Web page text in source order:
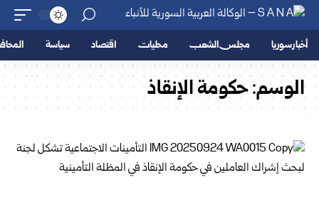
أخبار سوريا مجلس الشعب محليات اقتصاد سياسة
الوسم:حكومة الإنقاذ